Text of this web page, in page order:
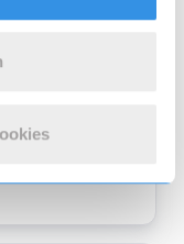
niet meer.
app en ik